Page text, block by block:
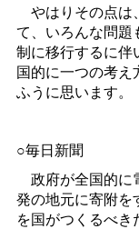
やはりその点は
て、いろんな問題
制に移行するに伴
国的に一つの考え
ふうに思います。
○毎日新聞
政府が全国的に
発の地元に寄附を
を国がつくるべき